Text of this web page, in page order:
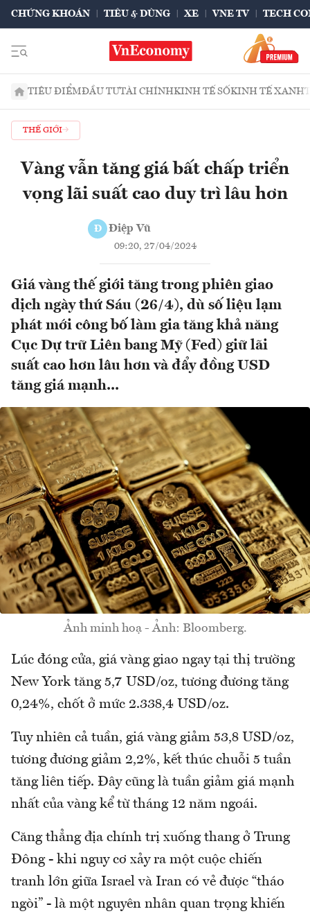
CHỨNG KHOÁN TIÊU & DÙNG XE VNE TV TECH
TIÊU ĐIỂMĐẦU TƯTÀI CHÍNHKINH TẾ SỐKINH TẾ XANH
THẾ GIỚI
Vàng vẫn tăng giá bất chấp triển
vọng lãi suất cao duy trì lâu hơn
Đ Điệp Vũ
09:20, 27/04/2024
Giá vàng thế giới tăng trong phiên giao
dịch ngày thứ Sáu (26/4), dù số liệu lạm
phát mới công bố làm gia tăng khả năng
Cục Dự trữ Liên bang Mỹ (Fed) giữ lãi
suất cao hơn lâu hơn và đẩy đồng USD
tăng giá mạnh...
Ảnh minh hoạ - Ảnh: Bloomberg.
Lúc đóng cửa, giá vàng giao ngay tại thị trường
New York tăng 5,7 USD/oz, tương đương tăng
0,24%, chốt ở mức 2.338,4 USD/oz.
Tuy nhiên cả tuần, giá vàng giảm 53,8 USD/oz,
tương đương giảm 2,2%, kết thúc chuỗi 5 tuần
tăng liên tiếp. Đây cũng là tuần giảm giá mạnh
nhất của vàng kể từ tháng 12 năm ngoái.
Căng thẳng địa chính trị xuống thang ở Trung
Đông - khi nguy cơ xảy ra một cuộc chiến
tranh lớn giữa Israel và Iran có vẻ được “tháo
ngòi” - là một nguyên nhân quan trọng khiến